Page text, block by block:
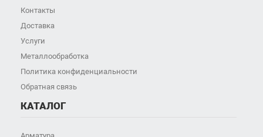
Контакты
Доставка
Услуги
Металлообработка
Политика конфиденциальности
Обратная связь
КАТАЛОГ